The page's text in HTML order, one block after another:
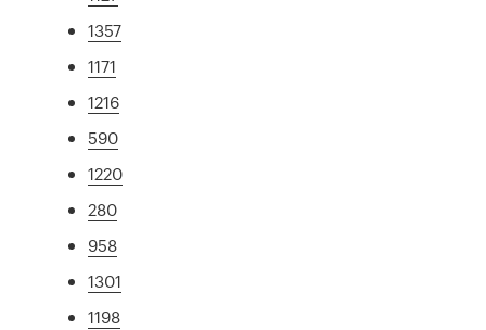
1357
1171
1216
590
1220
280
958
1301
1198